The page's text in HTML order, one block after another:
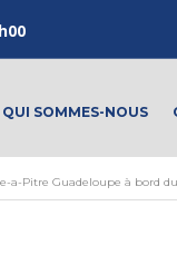
QUI SOMMES-NOUS
a-Pitre Guadeloupe à bord du